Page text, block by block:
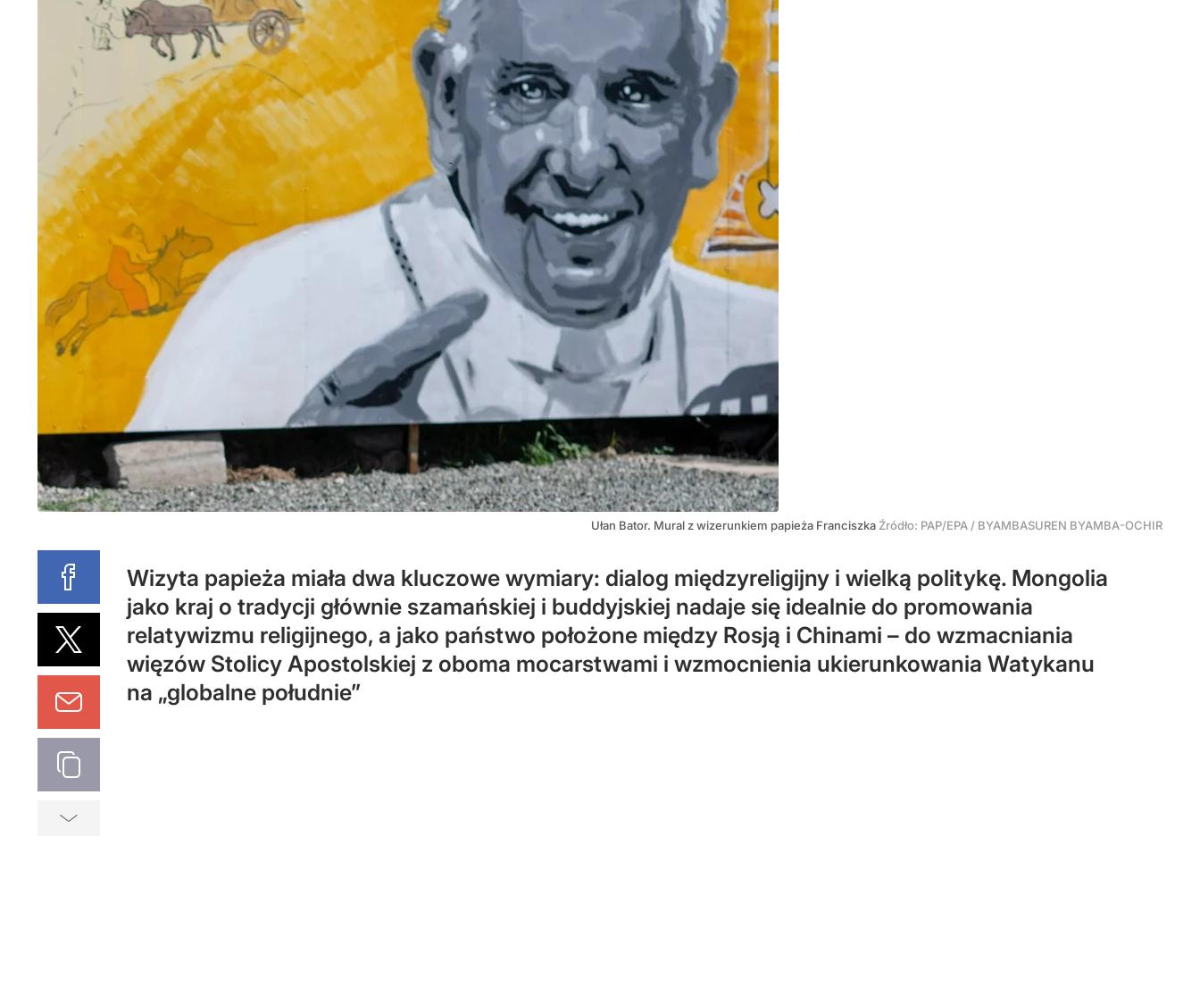
Ułan Bator. Mural z wizerunkiem papieża Franciszka Źródło: PAP/EPA / BYAMBASUREN BYAMBA-OCHIR
Wizyta papieża miała dwa kluczowe wymiary: dialog międzyreligijny i wielką politykę. Mongolia
jako kraj o tradycji głównie szamańskiej i buddyjskiej nadaje się idealnie do promowania
relatywizmu religijnego, a jako państwo położone między Rosją i Chinami – do wzmacniania
więzów Stolicy Apostolskiej z oboma mocarstwami i wzmocnienia ukierunkowania Watykanu
na „globalne południe”